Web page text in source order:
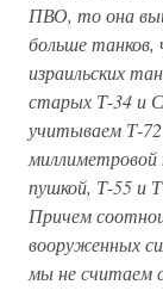
ПВО, то она
больше танков,
израильских
старых Т-34 и
учитываем Т-
пушкой, Т-55 и
Причем
вооруженных
мы не считаем